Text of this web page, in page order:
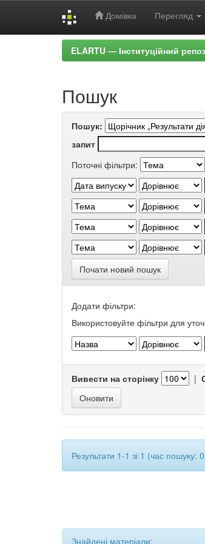
Домівка Перегляд
ELARTU — Інституційний
Пошук
Пошук:
запит
Поточні фільтри:
Почати новий пошук
Додати фільтри:
Використовуйте фільтри для
Вивести на сторінку |
Результати 1-1 зі 1 (час пошуку:
Знайдені матеріали: